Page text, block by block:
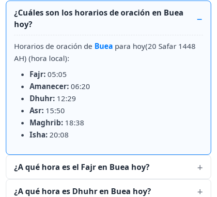
¿Cuáles son los horarios de oración en Buea
hoy?
Horarios de oración de Buea para hoy(20 Safar 1448
AH) (hora local):
Fajr: 05:05
Amanecer: 06:20
Dhuhr: 12:29
Asr: 15:50
Maghrib: 18:38
Isha: 20:08
¿A qué hora es el Fajr en Buea hoy?
¿A qué hora es Dhuhr en Buea hoy?